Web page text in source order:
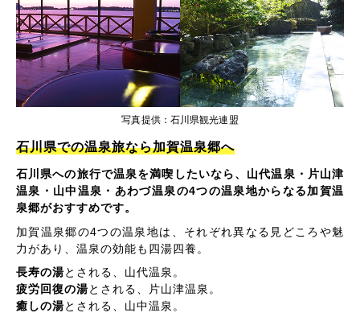
石川県での温泉旅なら加賀温泉郷へ
石川県への旅行で温泉を満喫したいなら、山代温泉・片山津
温泉・山中温泉・あわづ温泉の4つの温泉地からなる加賀温
泉郷がおすすめです。
加賀温泉郷の4つの温泉地は、それぞれ異なる見どころや魅
力があり、温泉の効能も四湯四養。
長寿の湯とされる、 山代温泉 。
疲労回復の湯とされる、 片山津温泉 。
癒しの湯とされる、 山中温泉 。
写真提供：石川県観光連盟